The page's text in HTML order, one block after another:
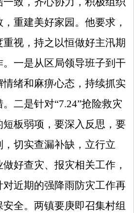
重建美好家园。他要求，
视，持之以恒做好主汛期
。一是从区局领导班子到干
绪和麻痹心态，持续抓实
。二是针对“7.24”抢险救灾
板弱项，要深入反思，要
切实查漏补缺，立行立
好查灾、报灾相关工作，
近期的强降雨防灾工作再
全。两镇要庚即召集村组